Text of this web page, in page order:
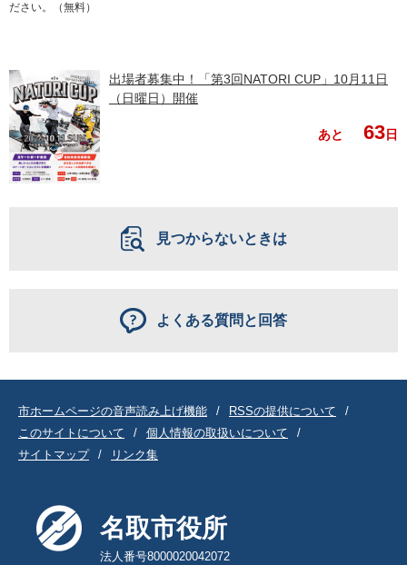
ださい。（無料）
出場者募集中！「第3回NATORI CUP」10月11日
（日曜日）開催
あと 63日
見つからないときは
よくある質問と回答
市ホームページの音声読み上げ機能
RSSの提供について
このサイトについて
個人情報の取扱いについて
サイトマップ
リンク集
名取市役所
法人番号8000020042072